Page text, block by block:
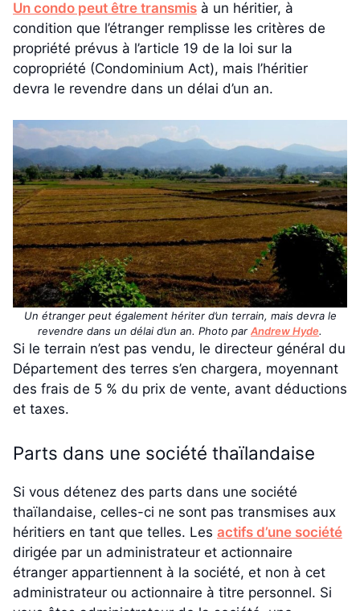
Un condo peut être transmis à un héritier, à
condition que l’étranger remplisse les critères de
propriété prévus à l’article 19 de la loi sur la
copropriété (Condominium Act), mais l’héritier
devra le revendre dans un délai d’un an.
Un étranger peut également hériter d’un terrain, mais devra le
revendre dans un délai d’un an. Photo par Andrew Hyde.
Si le terrain n’est pas vendu, le directeur général du
Département des terres s’en chargera, moyennant
des frais de 5 % du prix de vente, avant déductions
et taxes.
Parts dans une société thaïlandaise
Si vous détenez des parts dans une société
thaïlandaise, celles-ci ne sont pas transmises aux
héritiers en tant que telles. Les actifs d’une société
dirigée par un administrateur et actionnaire
étranger appartiennent à la société, et non à cet
administrateur ou actionnaire à titre personnel. Si